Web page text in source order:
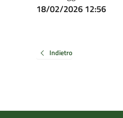
18/02/2026 12:56
Indietro